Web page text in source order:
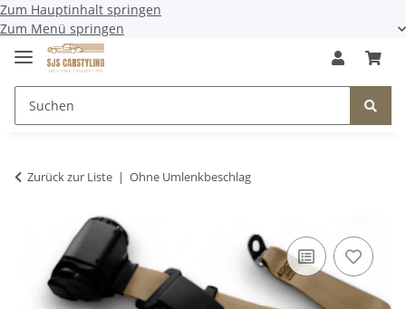
Zum Hauptinhalt springen
Zum Menü springen
Zurück zur Liste Ohne Umlenkbeschlag